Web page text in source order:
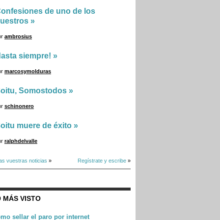
de uno de los
»
ambrosius
siempre! »
marcosymolduras
Somostodos »
schinonero
muere de éxito »
ralphdelvalle
vuestras noticias » Regístrate y escribe »
MÁS VISTO
sellar el paro por internet